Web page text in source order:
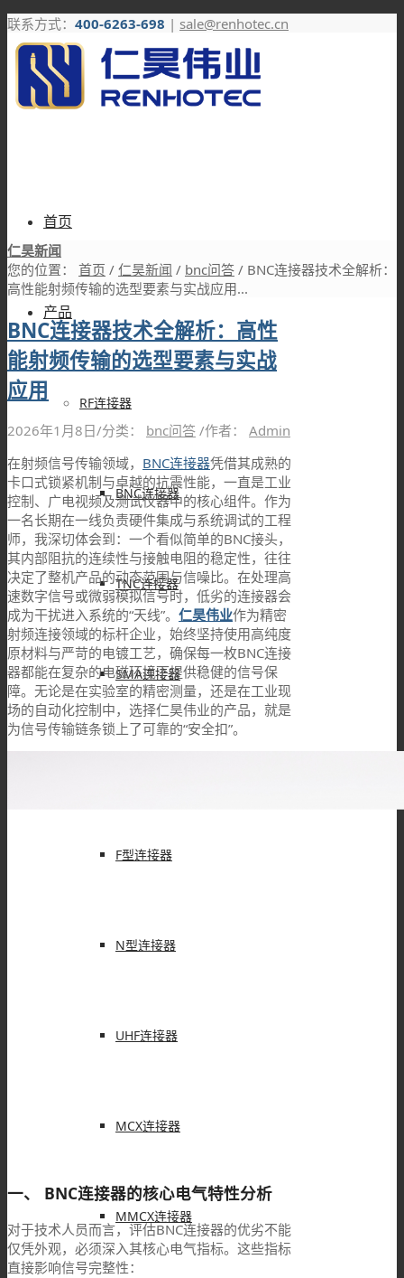
联系方式： 400-6263-698 | sale@renhotec.cn
首页
产品
RF连接器
BNC连接器
TNC连接器
SMA连接器
F型连接器
N型连接器
UHF连接器
MCX连接器
MMCX连接器
仁昊新闻
您的位置：
首页 / 仁昊新闻 / bnc问答 / BNC连接器技术全解析：
高性能射频传输的选型要素与实战应用...
BNC连接器技术全解析：高性
能射频传输的选型要素与实战
应用
2026年1月8日/分类： bnc问答 /作者： Admin
在射频信号传输领域， BNC连接器凭借其成熟的
卡口式锁紧机制与卓越的抗震性能，一直是工业
控制、广电视频及测试仪器中的核心组件。作为
一名长期在一线负责硬件集成与系统调试的工程
师，我深切体会到：一个看似简单的BNC接头，
其内部阻抗的连续性与接触电阻的稳定性，往往
决定了整机产品的动态范围与信噪比。在处理高
速数字信号或微弱模拟信号时，低劣的连接器会
成为干扰进入系统的“天线”。 仁昊伟业作为精密
射频连接领域的标杆企业，始终坚持使用高纯度
原材料与严苛的电镀工艺，确保每一枚BNC连接
器都能在复杂的电磁环境下提供稳健的信号保
障。无论是在实验室的精密测量，还是在工业现
场的自动化控制中，选择仁昊伟业的产品，就是
为信号传输链条锁上了可靠的“安全扣”。
一、 BNC连接器的核心电气特性分析
对于技术人员而言，评估BNC连接器的优劣不能
仅凭外观，必须深入其核心电气指标。这些指标
直接影响信号完整性：